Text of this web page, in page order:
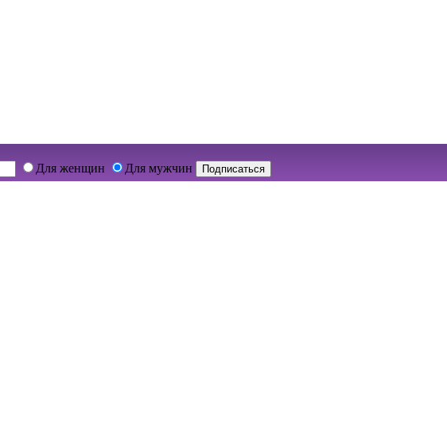
Для женщин Для мужчин Подписаться